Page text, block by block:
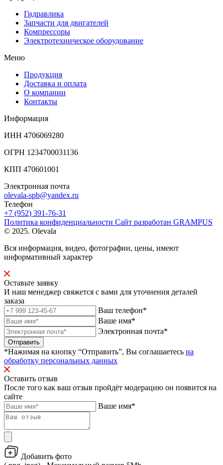
Гидравлика
Запчасти для двигателей
Компрессоры
Электротехническое оборудование
Меню
Продукция
Доставка и оплата
О компании
Контакты
Информация
ИНН 4706069280
ОГРН 1234700031136
КПП 470601001
Электронная почта
olevala-spb@yandex.ru
Телефон
+7 (952) 391-76-31
Политика конфиденциальности Сайт разработан GRAMPUS
© 2025. Olevala
Вся информация, видео, фотографии, цены, имеют
информативный характер
Оставьте заявку
И наш менеджер свяжется с вами для уточнения деталей
заказа
Ваш телефон*
Ваше имя*
Электронная почта*
Отправить
*Нажимая на кнопку “Отправить”, Вы соглашаетесь на
обработку персональных данных
Оставить отзыв
После того как ваш отзыв пройдёт модерацию он появится на
сайте
Ваше имя*
Добавить фото